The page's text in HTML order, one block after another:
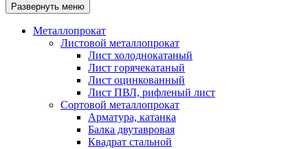
Развернуть меню
Металлопрокат
Листовой металлопрокат
Лист холоднокатаный
Лист горячекатаный
Лист оцинкованный
Лист ПВЛ, рифленый лист
Сортовой металлопрокат
Арматура, катанка
Балка двутавровая
Квадрат стальной